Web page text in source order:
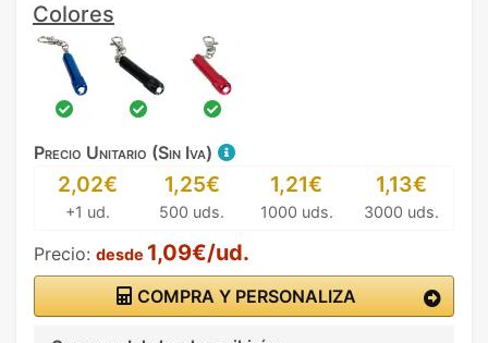
Colores
Precio Unitario (Sin Iva)
2,02€
+1 ud.
1,25€
500 uds.
1,21€
1000 uds.
1,13€
3000 uds.
Precio: desde 1,09€/ud.
COMPRA Y PERSONALIZA